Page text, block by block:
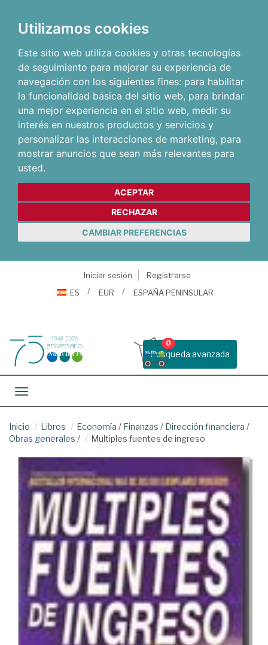
Utilizamos cookies
Este sitio web utiliza cookies y otras tecnologías
de seguimiento para mejorar su experiencia de
navegación con los siguientes fines: para habilitar
la funcionalidad básica del sitio web, para brindar
una mejor experiencia en el sitio web, medir su
interés en nuestros productos y servicios y
personalizar las interacciones de marketing, para
mostrar anuncios que sean más relevantes para
usted.
ACEPTAR
RECHAZAR
CAMBIAR PREFERENCIAS
Iniciar sesión
Registrarse
ES
EUR ESPAÑA PENINSULAR
Busqueda avanzada
0
Toggle navigation
Inicio Libros Economía / Finanzas / Dirección financiera /
Obras generales / Multiples fuentes de ingreso